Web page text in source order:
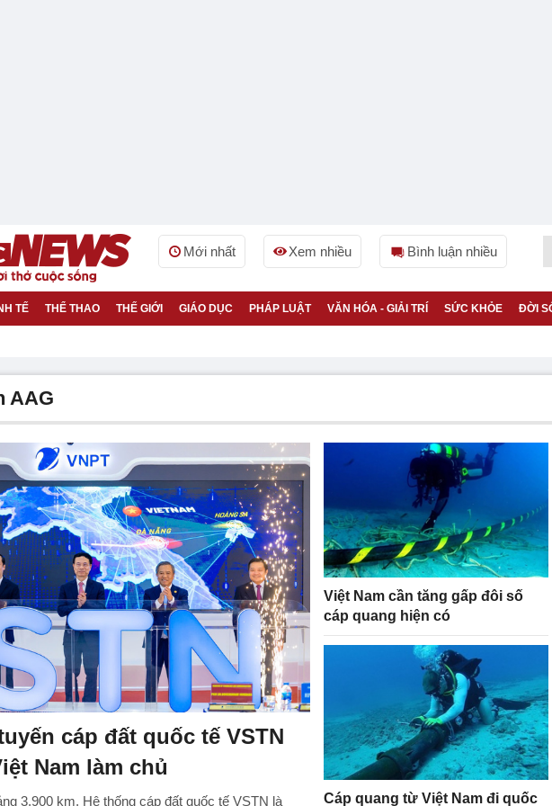
Mới nhất Xem nhiều Bình luận nhiều
TẾ THỂ THAO THẾ GIỚI GIÁO DỤC PHÁP LUẬT VĂN HÓA - GIẢI TRÍ SỨC KHỎE ĐỜI
AAG
cáp đất quốc tế VSTN
Nam làm chủ
3.900 km, Hệ thống cáp đất quốc tế VSTN là
Việt Nam cần tăng gấp đôi số
cáp quang hiện có
Cáp quang từ Việt Nam đi quốc